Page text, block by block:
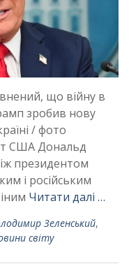
що війну в
зробив нову
/ фото
США Дональд
президентом
і російським
Читати далі …
Зеленський,
світу